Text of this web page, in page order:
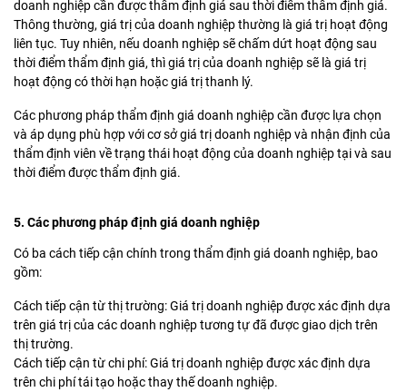
doanh nghiệp cần được thẩm định giá sau thời điểm thẩm định giá.
Thông thường, giá trị của doanh nghiệp thường là giá trị hoạt động
liên tục. Tuy nhiên, nếu doanh nghiệp sẽ chấm dứt hoạt động sau
thời điểm thẩm định giá, thì giá trị của doanh nghiệp sẽ là giá trị
hoạt động có thời hạn hoặc giá trị thanh lý.
Các phương pháp thẩm định giá doanh nghiệp cần được lựa chọn
và áp dụng phù hợp với cơ sở giá trị doanh nghiệp và nhận định của
thẩm định viên về trạng thái hoạt động của doanh nghiệp tại và sau
thời điểm được thẩm định giá.
5. Các phương pháp định giá doanh nghiệp
Có ba cách tiếp cận chính trong thẩm định giá doanh nghiệp, bao
gồm:
Cách tiếp cận từ thị trường: Giá trị doanh nghiệp được xác định dựa
trên giá trị của các doanh nghiệp tương tự đã được giao dịch trên
thị trường.
Cách tiếp cận từ chi phí: Giá trị doanh nghiệp được xác định dựa
trên chi phí tái tạo hoặc thay thế doanh nghiệp.